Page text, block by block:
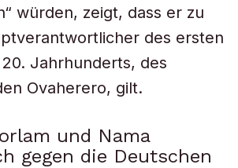
würden, zeigt, dass er zu
des ersten
Jahrhunderts, des
Ovaherero, gilt.
und Nama
gegen die Deutschen